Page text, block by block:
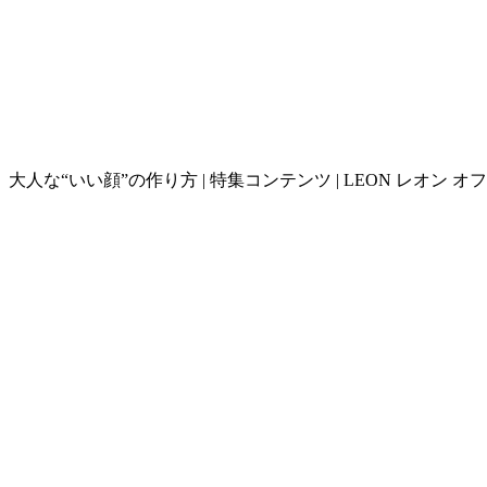
大人な“いい顔”の作り方 | 特集コンテンツ | LEON レオン オ